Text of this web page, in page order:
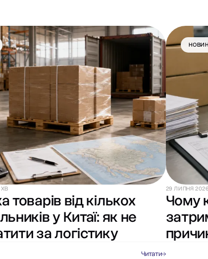
ХВ
товарів від кількох
у Китаї: як не
за логістику
Читати
29 ЛИПНЯ
Чому